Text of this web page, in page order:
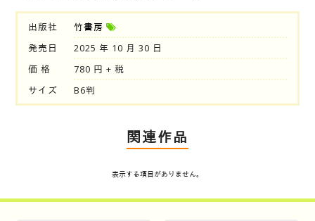
出版社
竹書房
発売日
2025 年 10 月 30 日
価 格
780 円 + 税
サイズ
B6判
関連作品
表示する項目がありません。